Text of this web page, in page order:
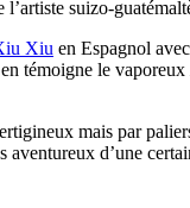
l’artiste suizo-
Xiu en Espagnol
témoigne le vaporeux
mais par
d’une